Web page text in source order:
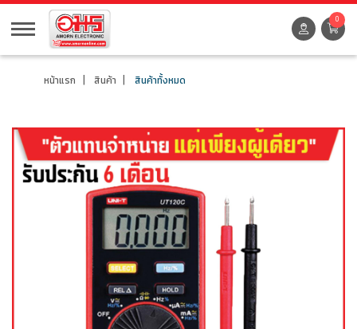
0
หน้าแรก สินค้า สินค้าทั้งหมด